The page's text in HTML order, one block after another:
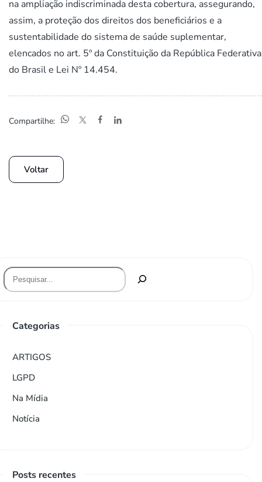
na ampliação indiscriminada desta cobertura, assegurando,
assim, a proteção dos direitos dos beneficiários e a
sustentabilidade do sistema de saúde suplementar,
elencados no art. 5º da Constituição da República Federativa
do Brasil e Lei Nº 14.454.
Compartilhe:
Voltar
Categorias
ARTIGOS
LGPD
Na Mídia
Notícia
Posts recentes